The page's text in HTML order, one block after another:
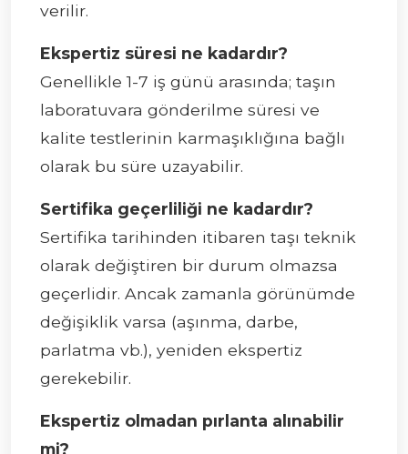
verilir.
Ekspertiz süresi ne kadardır?
Genellikle 1-7 iş günü arasında; taşın
laboratuvara gönderilme süresi ve
kalite testlerinin karmaşıklığına bağlı
olarak bu süre uzayabilir.
Sertifika geçerliliği ne kadardır?
Sertifika tarihinden itibaren taşı teknik
olarak değiştiren bir durum olmazsa
geçerlidir. Ancak zamanla görünümde
değişiklik varsa (aşınma, darbe,
parlatma vb.), yeniden ekspertiz
gerekebilir.
Ekspertiz olmadan pırlanta alınabilir
mi?